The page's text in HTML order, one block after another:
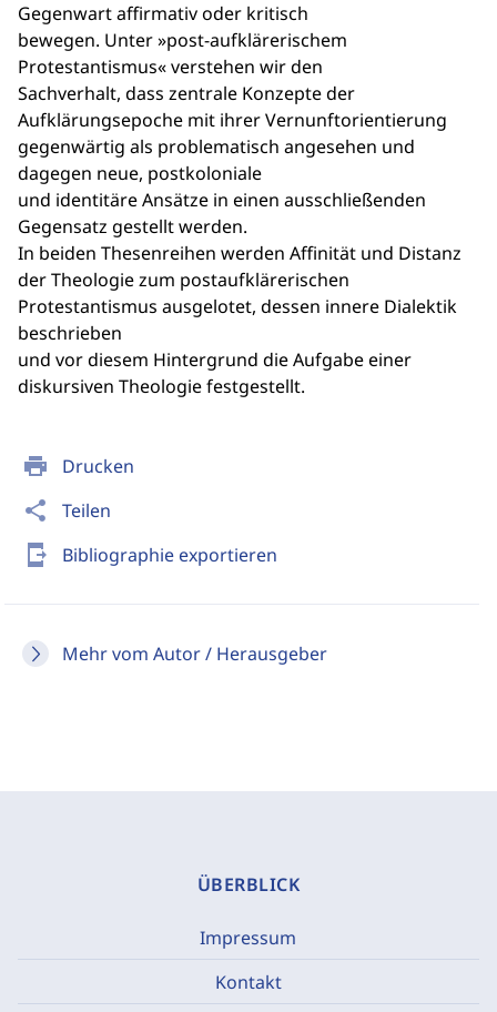
print Drucken
share Teilen
send_to_mobile Bibliographie exportieren
Mehr vom Autor / Herausgeber
Gegenwart affirmativ oder kritisch
bewegen. Unter »post-aufklärerischem
Protestantismus« verstehen wir den
Sachverhalt, dass zentrale Konzepte der
Aufklärungsepoche mit ihrer Vernunftorientierung
gegenwärtig als problematisch angesehen und
dagegen neue, postkoloniale
und identitäre Ansätze in einen ausschließenden
Gegensatz gestellt werden.
In beiden Thesenreihen werden Affinität und Distanz
der Theologie zum postaufklärerischen
Protestantismus ausgelotet, dessen innere Dialektik
beschrieben
und vor diesem Hintergrund die Aufgabe einer
diskursiven Theologie festgestellt.
ÜBERBLICK
Impressum
Kontakt